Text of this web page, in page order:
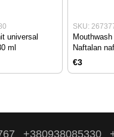
universal
ml
SKU:
Naftalan
€3
+380938085330